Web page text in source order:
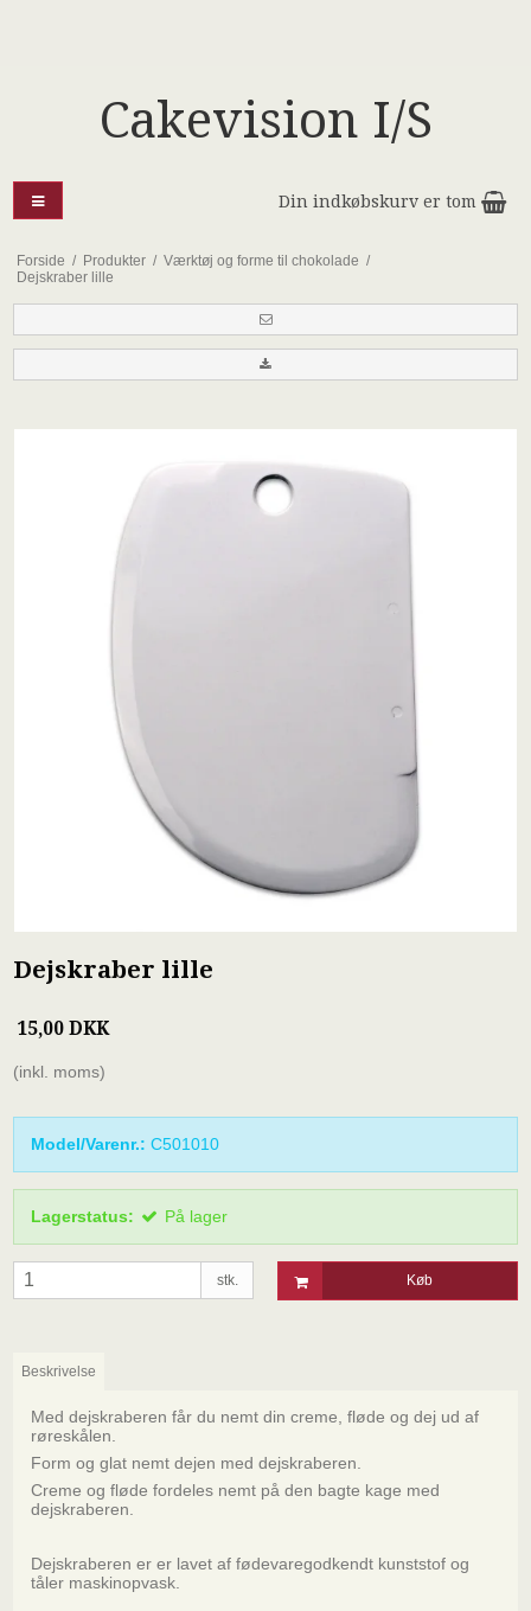
Cakevision I/S
Din indkøbskurv er tom
Forside / Produkter / Værktøj og forme til chokolade /
Dejskraber lille
Dejskraber lille
15,00 DKK
(inkl. moms)
Model/Varenr.: C501010
Lagerstatus: På lager
stk. Køb
Beskrivelse
Med dejskraberen får du nemt din creme, fløde og dej ud af
røreskålen.
Form og glat nemt dejen med dejskraberen.
Creme og fløde fordeles nemt på den bagte kage med
dejskraberen.
Dejskraberen er er lavet af fødevaregodkendt kunststof og
tåler maskinopvask.